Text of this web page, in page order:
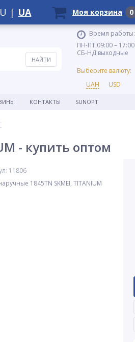
Время работы:
ПН-ПТ 09:00 – 17:00
СБ-НД выходные
Выберите валюту:
UAH
USD
КОНТАКТЫ SUNOPT
- купить оптом
11806
1845TN SKMEI, TITANIUM
| UA Моя корзина 0